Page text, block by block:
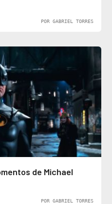
POR GABRIEL TORRES
de Michael
POR GABRIEL TORRES